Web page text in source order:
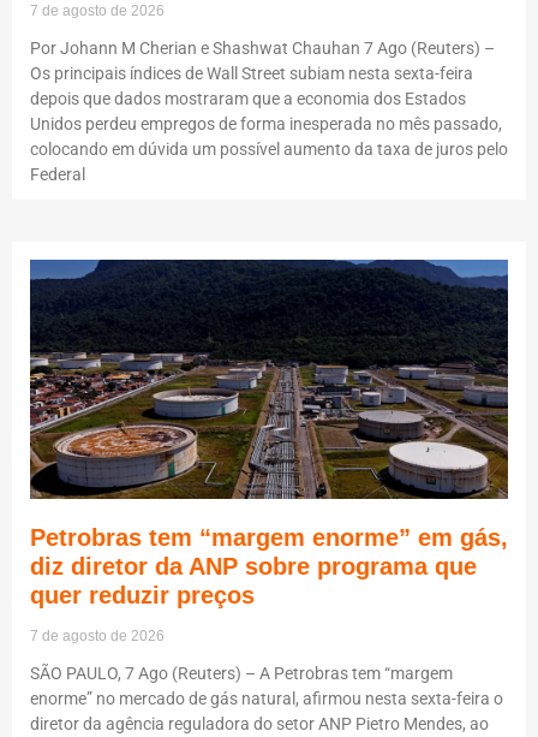
7 de agosto de 2026
Por Johann M Cherian e Shashwat Chauhan 7 Ago (Reuters) –
Os principais índices de Wall Street subiam nesta sexta-feira
depois que dados mostraram que a economia dos Estados
Unidos perdeu empregos de forma inesperada no mês passado,
colocando em dúvida um possível aumento da taxa de juros pelo
Federal
Petrobras tem “margem enorme” em gás,
diz diretor da ANP sobre programa que
quer reduzir preços
7 de agosto de 2026
SÃO PAULO, 7 Ago (Reuters) – A Petrobras tem “margem
enorme” no mercado de gás natural, afirmou nesta sexta-feira o
diretor da agência reguladora do setor ANP Pietro Mendes, ao